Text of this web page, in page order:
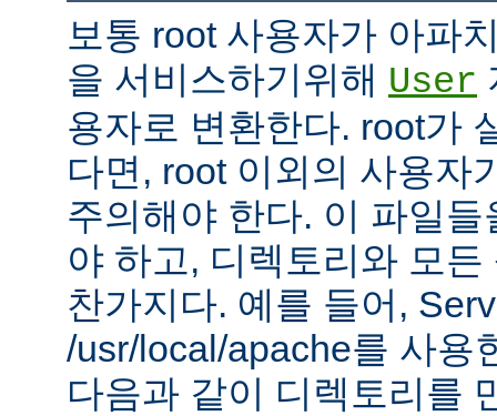
보통 root 사용자가 아파
을 서비스하기위해 User
용자로 변환한다. root가
다면, root 이외의 사용자
주의해야 한다. 이 파일
야 하고, 디렉토리와 모
찬가지다. 예를 들어,
/usr/local/apache를 사용
다음과 같이 디렉토리를